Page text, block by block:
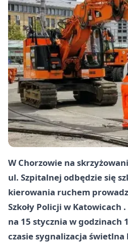
W Chorzowie na
ul. Szpitalnej odbędzie się
kierowania ruchem
Szkoły Policji w Katowicach
na 15 stycznia w godzinach
czasie sygnalizacja świetlna